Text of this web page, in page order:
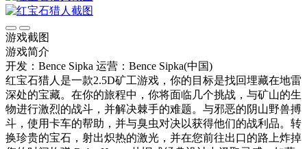
游戏截图
游戏简介
开发：Bence Sipka 运营：Bence Sipka(中国)
红宝石猎人是一款2.5D矿工游戏，你的目标是找回埋藏在地雷
深处的宝藏。在你的旅程中，你将面临几个挑战，与矿山的生
物进行激烈的战斗，并解决棘手的难题。与邪恶的阴山野兽搏
斗，使用卡车的帮助，并与臭虫对决以获得他们的战利品。转
换珍贵的宝石，射出炽热的激光，并在您前往出口的路上炸掉